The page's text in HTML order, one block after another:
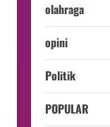
olahraga
opini
Politik
POPULAR